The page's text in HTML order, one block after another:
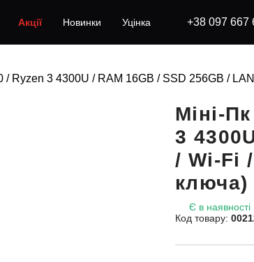
Акції Новинки Уцінка +38 097 667
/ Ryzen 3 4300U / RAM 16GB / SSD 256GB /
Міні-
3
/ Wi-Fi
ключа)
Є в наявності
Код товару: